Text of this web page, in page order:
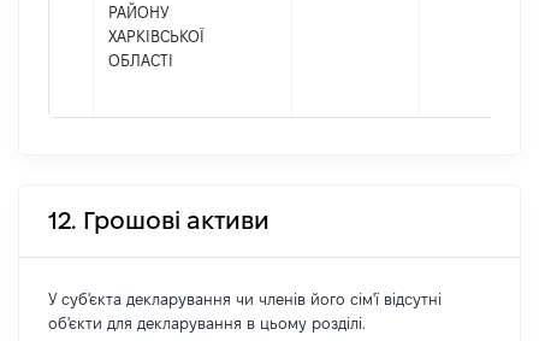
РАЙОНУ
ХАРКІВСЬКОЇ
ОБЛАСТІ
12. Грошові активи
У суб'єкта декларування чи членів його сім'ї відсутні
об'єкти для декларування в цьому розділі.